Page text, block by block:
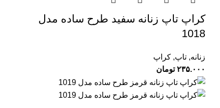
کراپ تاپ زنانه سفید طرح ساده مدل
1018
زنانه, تاپ, کراپ
۲۳۵.۰۰۰ تومان